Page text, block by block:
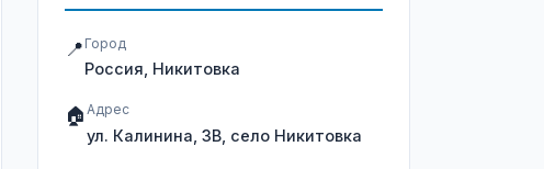
📍 Город
Россия, Никитовка
🏠 Адрес
ул. Калинина, 3В, село Никитовка